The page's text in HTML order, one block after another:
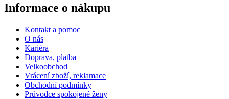
Informace o nákupu
Kontakt a pomoc
O nás
Kariéra
Doprava, platba
Velkoobchod
Vrácení zboží, reklamace
Obchodní podmínky
Průvodce spokojené ženy